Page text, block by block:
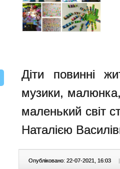
Діти повинні
музики, малюнка,
маленький світ
Наталією
Опубліковано: 22-07-2021, 16:03 |